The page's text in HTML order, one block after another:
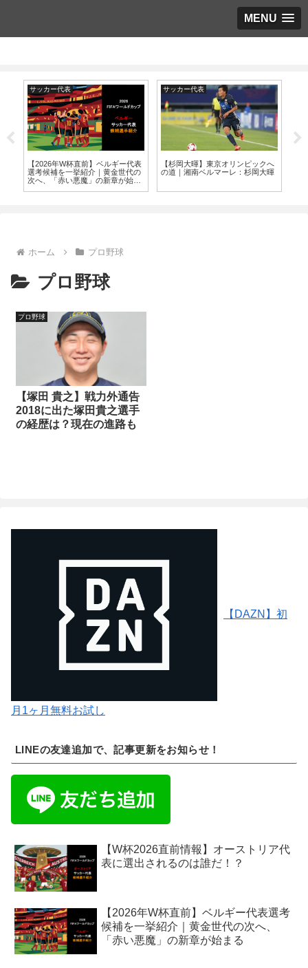
MENU
サッカー代表
【2026年W杯直前】ベルギー代表
選考候補を一挙紹介｜黄金世代の
次へ、「赤い悪魔」の新章が始ま
サッカー代表
【杉岡大暉】東京オリンピックへ
の道｜湘南ベルマーレ：杉岡大暉
ホーム プロ野球
プロ野球
プロ野球
【塚田 貴之】戦力外通告
2018に出た塚田貴之選手
の経歴は？現在の進路も
【DAZN】初
月1ヶ月無料お試し
LINEの友達追加で、記事更新をお知らせ！
【W杯2026直前情報】オーストリア代
表に選出されるのは誰だ！？
【2026年W杯直前】ベルギー代表選考
候補を一挙紹介｜黄金世代の次へ、
「赤い悪魔」の新章が始まる